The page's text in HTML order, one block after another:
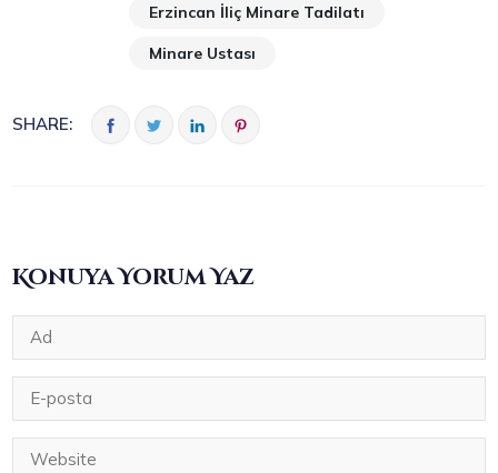
Erzincan İliç Minare Tadilatı
Minare Ustası
SHARE:
Konuya Yorum Yaz